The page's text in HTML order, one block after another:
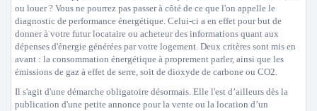
ou louer ? Vous ne pourrez pas passer à côté de ce que l'on appelle le
diagnostic de performance énergétique. Celui-ci a en effet pour but de
donner à votre futur locataire ou acheteur des informations quant aux
dépenses d'énergie générées par votre logement. Deux critères sont mis en
avant : la consommation énergétique à proprement parler, ainsi que les
émissions de gaz à effet de serre, soit de dioxyde de carbone ou CO2.
Il s'agit d'une démarche obligatoire désormais. Elle l'est d’ailleurs dès la
publication d'une petite annonce pour la vente ou la location d’un